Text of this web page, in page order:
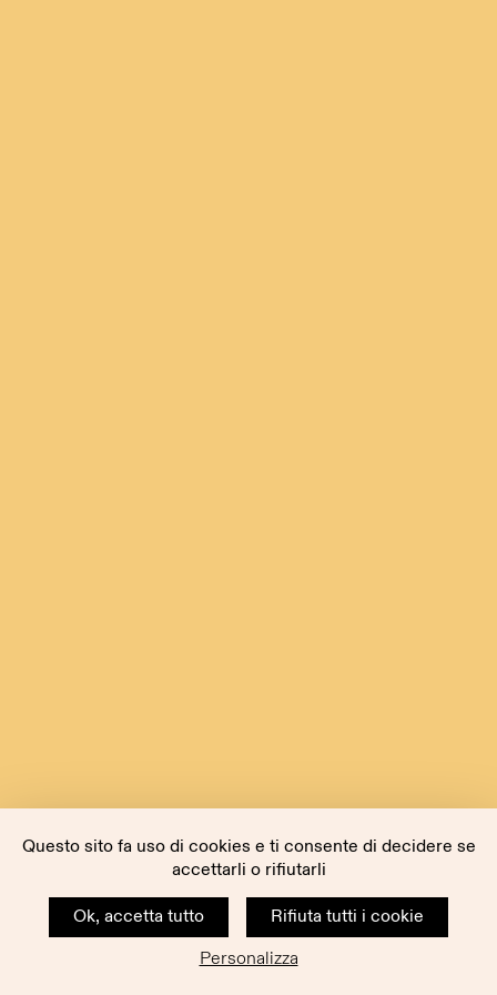
Questo sito fa uso di cookies e ti consente di decidere se
accettarli o rifiutarli
Ok, accetta tutto
Rifiuta tutti i cookie
Personalizza